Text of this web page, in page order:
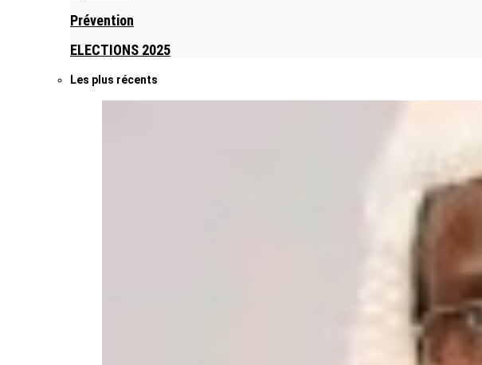
Prévention
ELECTIONS 2025
Les plus récents